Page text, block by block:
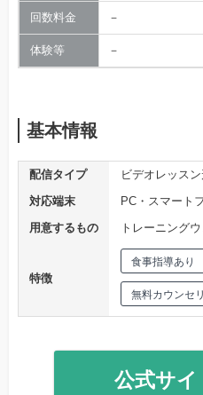
回数料金 －
体験等 －
基本情報
配信タイプ
ビデオレッス
対応端末
PC・スマート
用意するもの
トレーニング
特徴
食事指導あり
無料カウンセ
公式サイ